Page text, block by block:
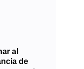
al
de